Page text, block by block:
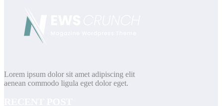
Lorem ipsum dolor sit amet adipiscing elit
aenean commodo ligula eget dolor eget.